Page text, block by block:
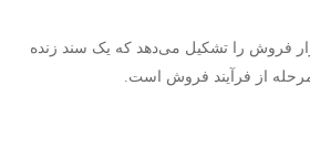
فروش را تشکیل می‌دهد که یک سند زنده
از فرآیند فروش است.